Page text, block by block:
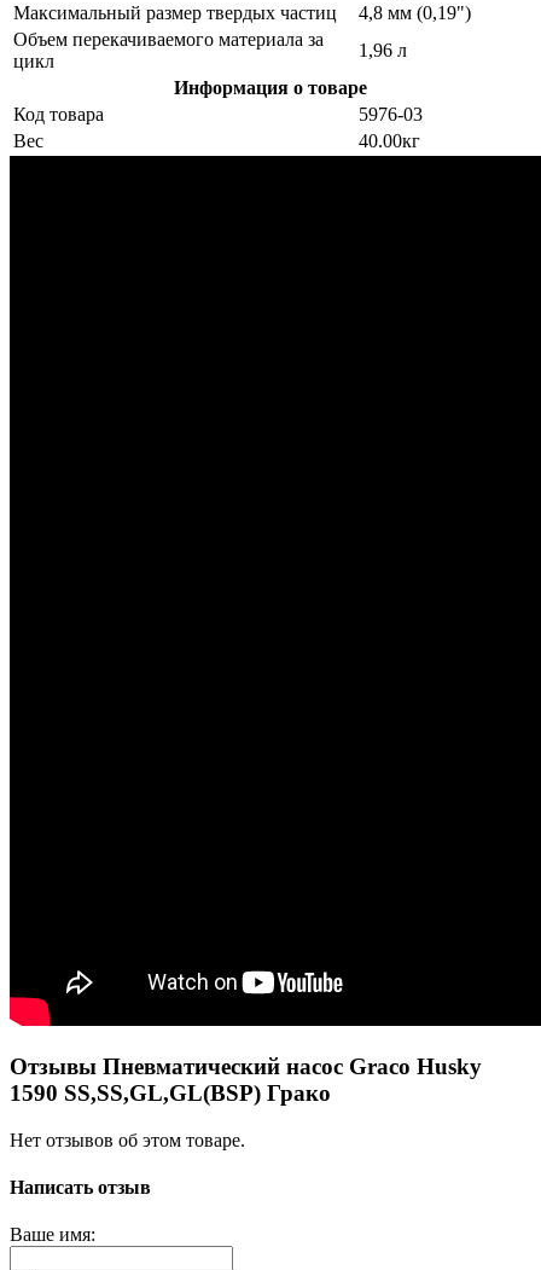
Максимальный размер твердых частиц
4,8 мм (0,19")
Объем перекачиваемого материала за
цикл
1,96 л
Информация о товаре
Код товара
5976-03
Вес
40.00кг
Отзывы Пневматический насос Graco Husky
1590 SS,SS,GL,GL(BSP) Грако
Нет отзывов об этом товаре.
Написать отзыв
Ваше имя: